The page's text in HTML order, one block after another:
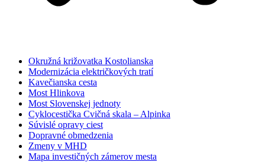
Okružná križovatka Kostolianska
Modernizácia električkových tratí
Kavečianska cesta
Most Hlinkova
Most Slovenskej jednoty
Cyklocestička Cvičná skala – Alpinka
Súvislé opravy ciest
Dopravné obmedzenia
Zmeny v MHD
Mapa investičných zámerov mesta